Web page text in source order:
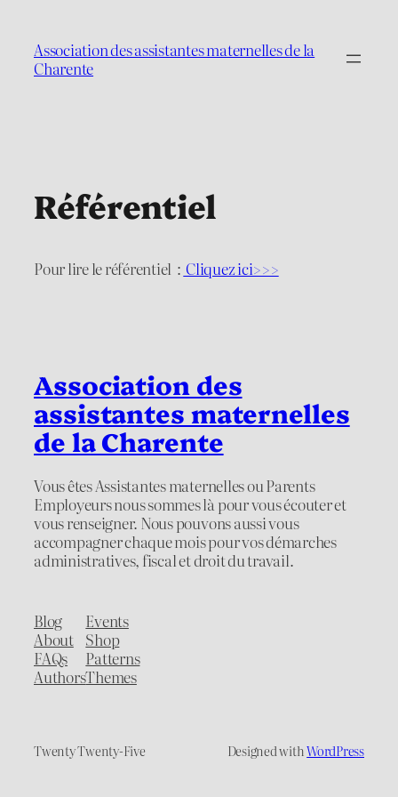
contenu
Association des assistantes maternelles de la
Charente
Référentiel
Pour lire le référentiel : Cliquez ici>>>
Association des
assistantes maternelles
de la Charente
Vous êtes Assistantes maternelles ou Parents
Employeurs nous sommes là pour vous écouter et
vous renseigner. Nous pouvons aussi vous
accompagner chaque mois pour vos démarches
administratives, fiscal et droit du travail.
Blog
About
FAQs
Authors
Events
Shop
Patterns
Themes
Twenty Twenty-Five Designed withWordPress